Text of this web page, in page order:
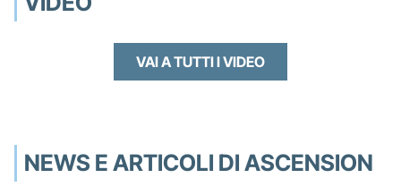
VAI A TUTTI I VIDEO
NEWS E ARTICOLI DI ASCENSION